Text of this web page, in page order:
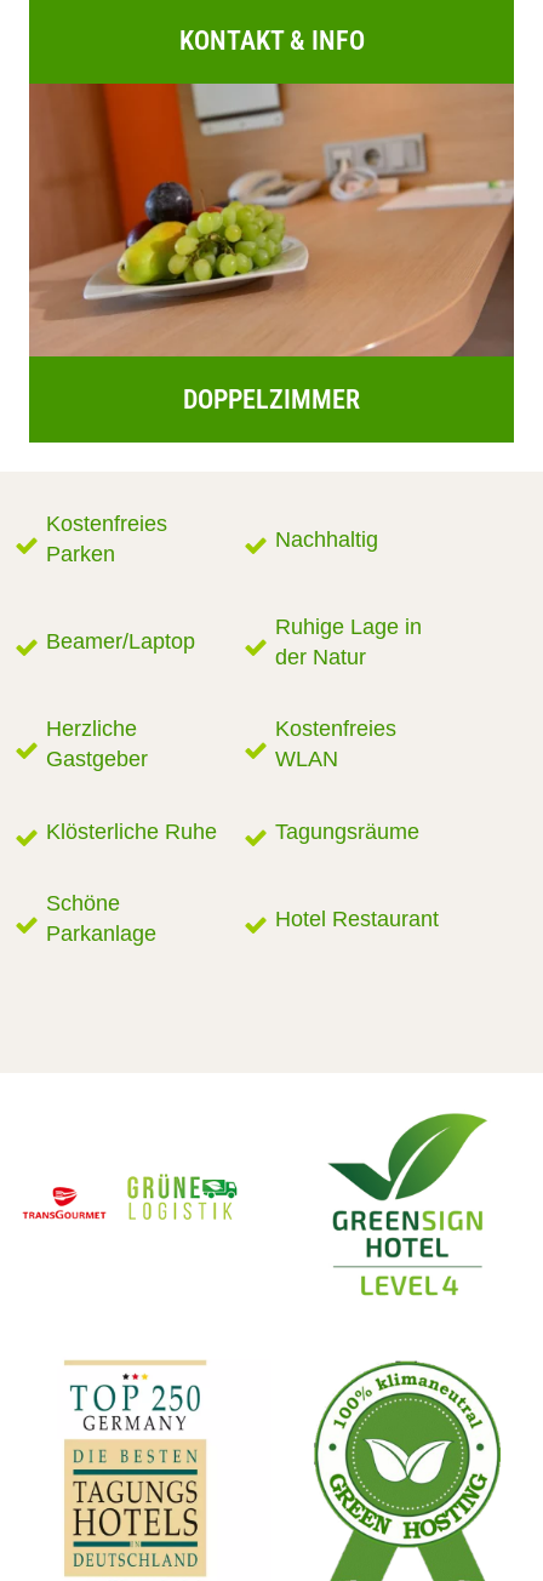
KONTAKT & INFO
DOPPELZIMMER
Kostenfreies
Parken
Nachhaltig
Beamer/Laptop
Ruhige Lage in
der Natur
Herzliche
Gastgeber
Kostenfreies
WLAN
Klösterliche Ruhe Tagungsräume
Schöne
Parkanlage
Hotel Restaurant